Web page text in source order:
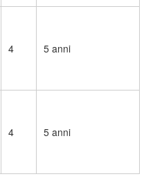
4 5 anni
4 5 anni